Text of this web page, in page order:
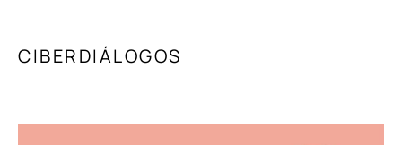
CIBERDIÁLOGOS